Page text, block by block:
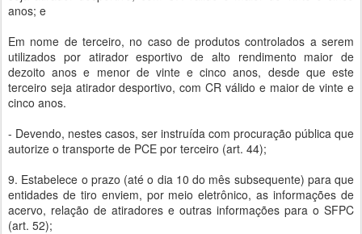
anos; e
Em nome de terceiro, no caso de produtos controlados a serem
utilizados por atirador esportivo de alto rendimento maior de
dezoito anos e menor de vinte e cinco anos, desde que este
terceiro seja atirador desportivo, com CR válido e maior de vinte e
cinco anos.
- Devendo, nestes casos, ser instruída com procuração pública que
autorize o transporte de PCE por terceiro (art. 44);
9. Estabelece o prazo (até o dia 10 do mês subsequente) para que
entidades de tiro enviem, por meio eletrônico, as informações de
acervo, relação de atiradores e outras informações para o SFPC
(art. 52);